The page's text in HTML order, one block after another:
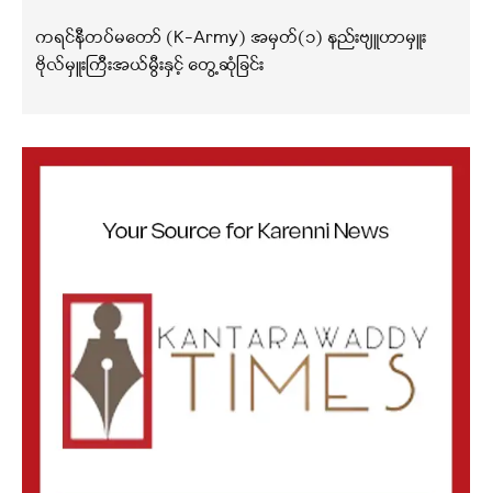
ကရင်နီတပ်မတော် (K-Army) အမှတ်(၁) နည်းဗျူဟာမှူး
ဗိုလ်မှူးကြီးအယ်မွီးနှင့် တွေ့ဆုံခြင်း